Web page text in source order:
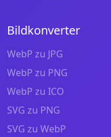
Bildkonverter
WebP zu JPG
WebP zu PNG
WebP zu ICO
SVG zu PNG
SVG zu WebP